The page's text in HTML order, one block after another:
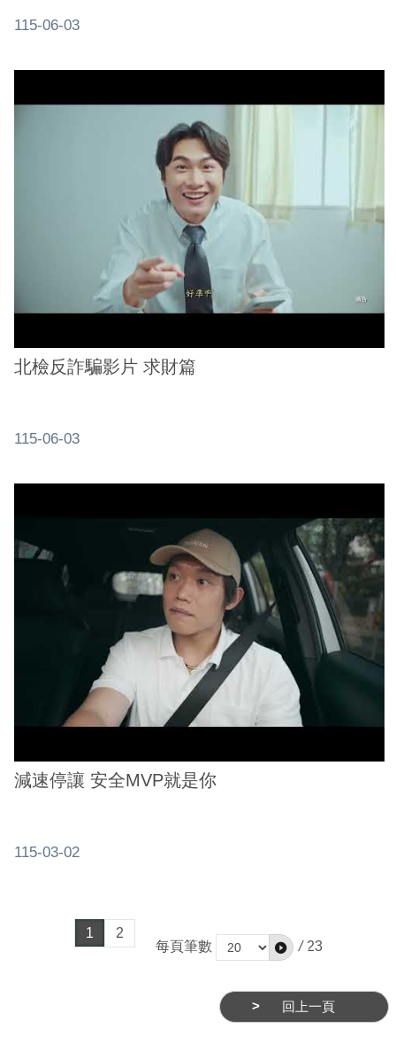
115-06-03
北檢反詐騙影片 求財篇
115-06-03
減速停讓 安全MVP就是你
115-03-02
1
2
每頁筆數
/ 23
回上一頁